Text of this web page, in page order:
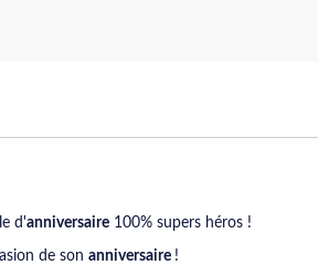
d'anniversaire 100% supers héros !
de son anniversaire !